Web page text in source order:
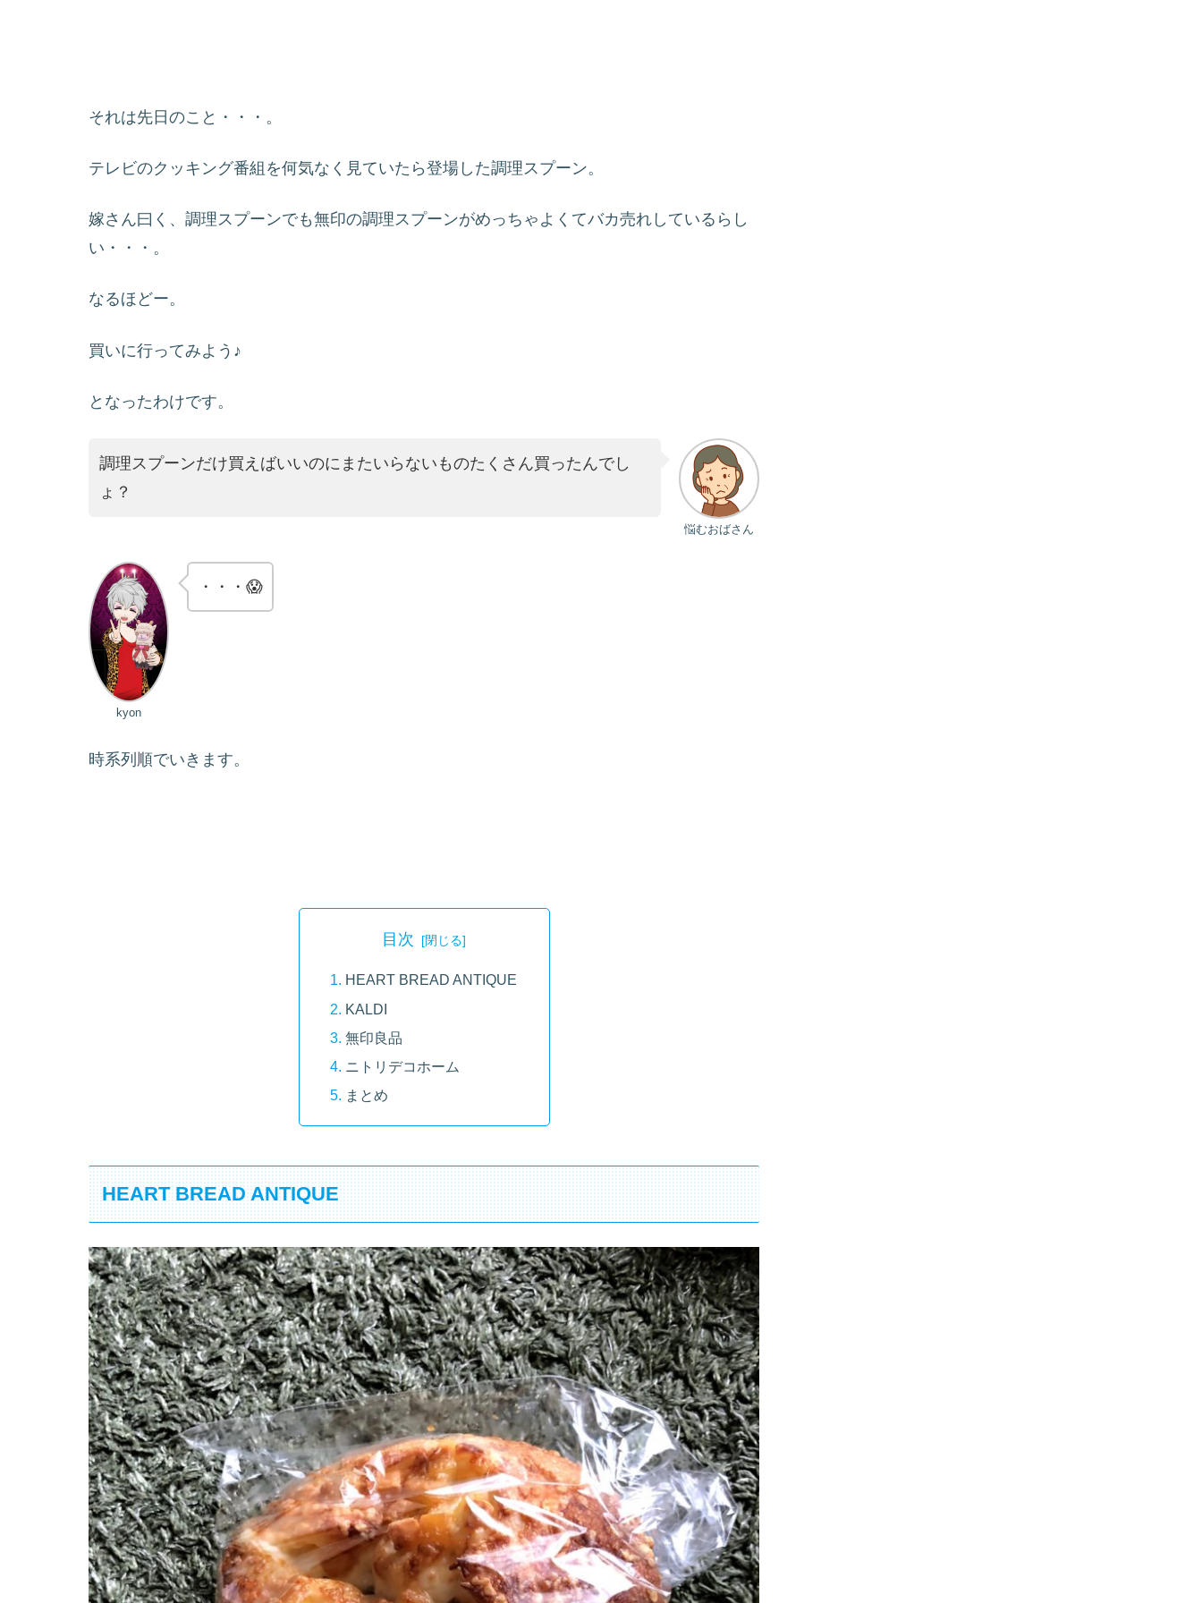
それは先日のこと・・・。
テレビのクッキング番組を何気なく見ていたら登場した調理スプーン。
嫁さん曰く、調理スプーンでも無印の調理スプーンがめっちゃよくてバカ売れしているらし
い・・・。
なるほどー。
買いに行ってみよう♪
となったわけです。
悩むおばさん
調理スプーンだけ買えばいいのにまたいらないものたくさん買ったんでし
ょ？
kyon
・・・😱
時系列順でいきます。
目次
HEART BREAD ANTIQUE
KALDI
無印良品
ニトリデコホーム
まとめ
HEART BREAD ANTIQUE